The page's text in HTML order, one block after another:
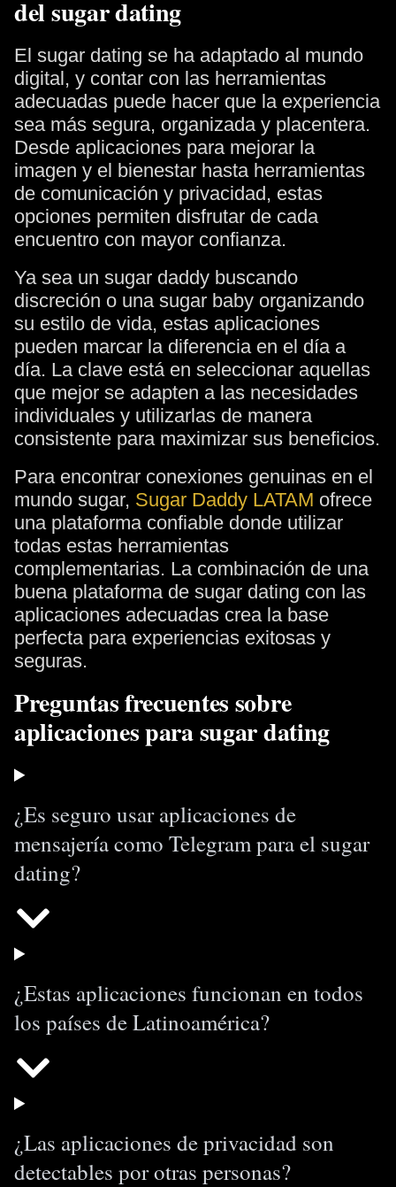
del sugar dating
El sugar dating se ha adaptado al mundo
digital, y contar con las herramientas
adecuadas puede hacer que la experiencia
sea más segura, organizada y placentera.
Desde aplicaciones para mejorar la
imagen y el bienestar hasta herramientas
de comunicación y privacidad, estas
opciones permiten disfrutar de cada
encuentro con mayor confianza.
Ya sea un sugar daddy buscando
discreción o una sugar baby organizando
su estilo de vida, estas aplicaciones
pueden marcar la diferencia en el día a
día. La clave está en seleccionar aquellas
que mejor se adapten a las necesidades
individuales y utilizarlas de manera
consistente para maximizar sus beneficios.
Para encontrar conexiones genuinas en el
mundo sugar, Sugar Daddy LATAM ofrece
una plataforma confiable donde utilizar
todas estas herramientas
complementarias. La combinación de una
buena plataforma de sugar dating con las
aplicaciones adecuadas crea la base
perfecta para experiencias exitosas y
seguras.
Preguntas frecuentes sobre
aplicaciones para sugar dating
¿Es seguro usar aplicaciones de
mensajería como Telegram para el sugar
dating?
¿Estas aplicaciones funcionan en todos
los países de Latinoamérica?
¿Las aplicaciones de privacidad son
detectables por otras personas?